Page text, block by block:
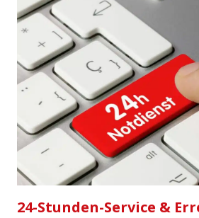
24-Stunden-Service &